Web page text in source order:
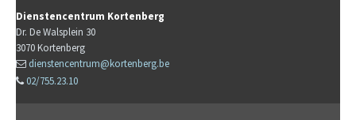
Dienstencentrum Kortenberg
Dr. De Walsplein 30
3070Kortenberg
dienstencentrum@kortenberg.be
02/755.23.10